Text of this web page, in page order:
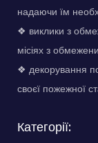
надаючи їм
❖ виклики з
місіях з
❖ декорування
своєї пожежної
Категорії: